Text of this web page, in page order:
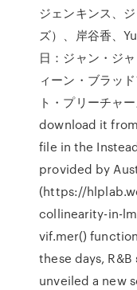
ジェンキンス、
ズ）、岸谷香、
日：ジャン・ジ
ィーン・ブラッ
ト・プリーチャ
download it
file in the
provided by
(https://
collinearity-in-
vif.mer()
these days,
unveiled a new